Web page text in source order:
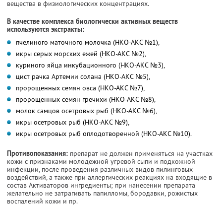
вещества в физиологических концентрациях.
В качестве комплекса биологически активных веществ
используются экстракты:
пчелиного маточного молочка (НКО-АКС №1),
икры серых морских ежей (НКО-АКС №2),
куриного яйца инкубационного (НКО-АКС №3),
цист рачка Артемии солана (НКО-АКС №5),
пророщенных семян овса (НКО-АКС №7),
пророщенных семян гречихи (НКО-АКС №8),
молок самцов осетровых рыб (НКО-АКС №6),
икры осетровых рыб (НКО-АКС №9),
икры осетровых рыб оплодотворенной (НКО-АКС №10).
Противопоказания: препарат не должен применяться на участках
кожи с признаками молодежной угревой сыпи и подкожной
инфекции, после проведения различных видов пилинговых
воздействий, а также при аллергических реакциях на входящие в
состав Активаторов ингредиенты; при нанесении препарата
желательно не затрагивать папилломы, бородавки, рожистых
воспалений кожи и пр.